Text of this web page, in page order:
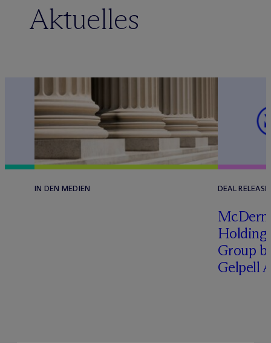
Aktuelles
IN DEN MEDIEN DEAL RELEASE
Mc
Holding
Group
Gelpell